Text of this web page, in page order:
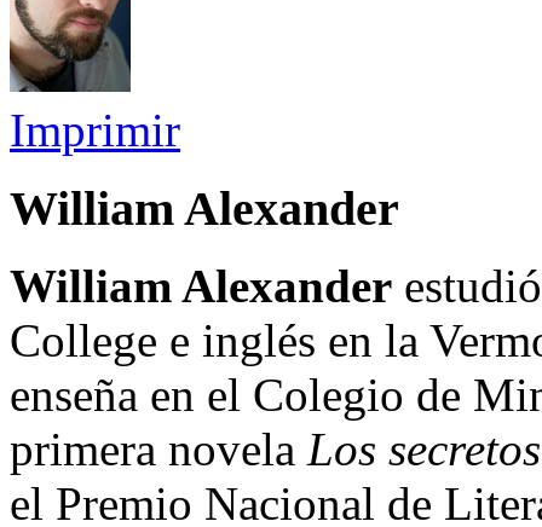
Imprimir
William Alexander
William Alexander
College e inglés en la
enseña en el Colegio de
primera novela Los
el Premio Nacional de